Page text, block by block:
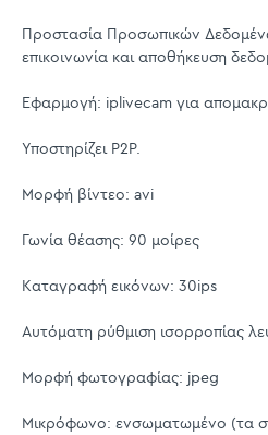
Προστασία Προσωπικών
επικοινωνία και αποθήκευση
Εφαρμογή: iplivecam για
Υποστηρίζει P2P.
Μορφή βίντεο: avi
Γωνία θέασης: 90 μοίρες
Καταγραφή εικόνων: 30ips
Αυτόματη ρύθμιση ισορροπίας
Μορφή φωτογραφίας: jpeg
Μικρόφωνο: ενσωματωμένο (τα